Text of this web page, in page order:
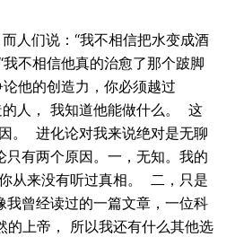
人们说：“我不相信把水变成酒
不相信他真的治愈了那个跛脚
他的创造力，你必须越过
人， 我知道他能做什么。 这
。 进化论对我来说绝对是无聊
有两个原因。一，无知。我的
从来没有听过真相。 二，只是
曾经读过的一篇文章，一位科
的上帝， 所以我还有什么其他选